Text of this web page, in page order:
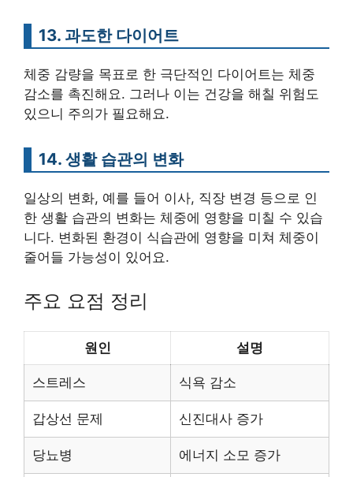
13. 과도한 다이어트
체중 감량을 목표로 한 극단적인 다이어트는 체중
감소를 촉진해요. 그러나 이는 건강을 해칠 위험도
있으니 주의가 필요해요.
14. 생활 습관의 변화
일상의 변화, 예를 들어 이사, 직장 변경 등으로 인
한 생활 습관의 변화는 체중에 영향을 미칠 수 있습
니다. 변화된 환경이 식습관에 영향을 미쳐 체중이
줄어들 가능성이 있어요.
주요 요점 정리
원인 설명
스트레스 식욕 감소
갑상선 문제 신진대사 증가
당뇨병 에너지 소모 증가